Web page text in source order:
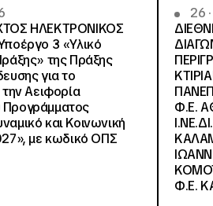
ΗΛΕΚΤΡΟΝΙΚΟΣ
3 «Υλικό
της Πράξης
για το
Αειφορία
Προγράμματος
και Κοινωνική
με κωδικό ΟΠΣ
26
Φ.Ε.
Φ.Ε.